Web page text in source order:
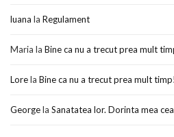
luana la Regulament
Maria la Bine ca nu a trecut prea mult
Lorela Bine ca nu a trecut prea mult timp!
Georgela Sanatatea lor. Dorinta mea